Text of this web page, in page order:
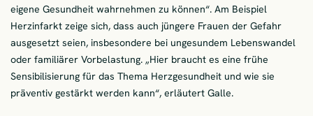
eigene Gesundheit wahrnehmen zu können“. Am Beispiel
Herzinfarkt zeige sich, dass auch jüngere Frauen der Gefahr
ausgesetzt seien, insbesondere bei ungesundem Lebenswandel
oder familiärer Vorbelastung. „Hier braucht es eine frühe
Sensibilisierung für das Thema Herzgesundheit und wie sie
präventiv gestärkt werden kann“, erläutert Galle.